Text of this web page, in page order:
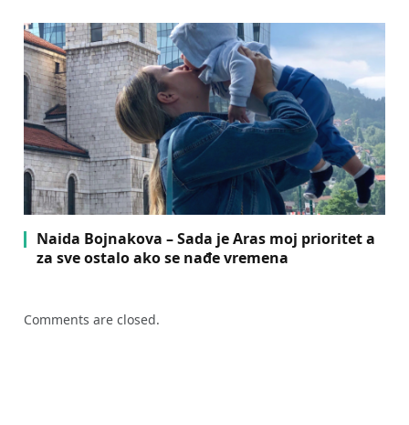
Naida Bojnakova – Sada je Aras moj prioritet a
za sve ostalo ako se nađe vremena
Comments are closed.